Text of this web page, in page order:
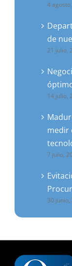
4
de
21 julio,
14 julio,
medir
7 julio,
30 junio,